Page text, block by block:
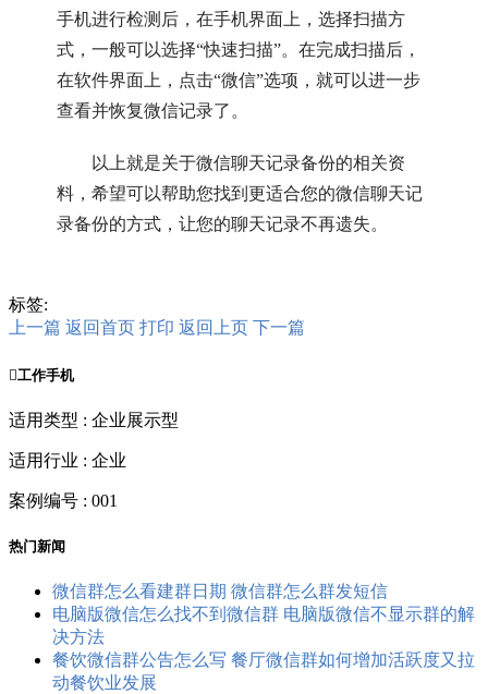
手机进行检测后，在手机界面上，选择扫描方
式，一般可以选择“快速扫描”。在完成扫描后，
在软件界面上，点击“微信”选项，就可以进一步
查看并恢复微信记录了。
以上就是关于微信聊天记录备份的相关资
料，希望可以帮助您找到更适合您的微信聊天记
录备份的方式，让您的聊天记录不再遗失。
标签:
上一篇 返回首页 打印 返回上页 下一篇
工作手机
适用类型 : 企业展示型
适用行业 : 企业
案例编号 : 001
热门新闻
微信群怎么看建群日期 微信群怎么群发短信
电脑版微信怎么找不到微信群 电脑版微信不显示群的解
决方法
餐饮微信群公告怎么写 餐厅微信群如何增加活跃度又拉
动餐饮业发展